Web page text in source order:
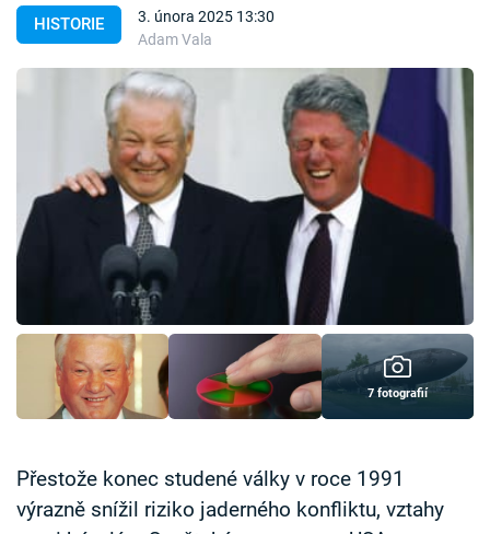
Témata
TV Program
Sledujte prima+
Přihlášení
Sledujte nás
HISTORIE
3. února 2025 13:30
Adam Vala
7 fotografií
Přestože konec studené války v roce 1991
výrazně snížil riziko jaderného konfliktu, vztahy